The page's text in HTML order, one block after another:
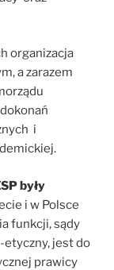
organizacja
a zarazem
i
były
i w Polsce
funkcji, sądy
jest do
prawicy